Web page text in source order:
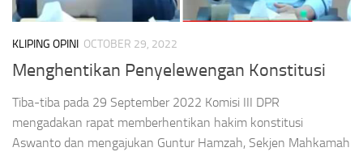
KLIPING OPINI OCTOBER 29, 2022
Menghentikan Penyelewengan Konstitusi
Tiba-tiba pada 29 September 2022 Komisi III DPR
mengadakan rapat memberhentikan hakim konstitusi
Aswanto dan mengajukan Guntur Hamzah, Sekjen Mahkamah